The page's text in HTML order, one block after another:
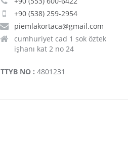
+90 (538) 259-2954
piemlakortaca@gmail.com
cumhuriyet cad 1 sok öztek
işhanı kat 2 no 24
TTYB NO : 4801231